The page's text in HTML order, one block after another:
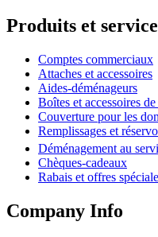
Produits et
Comptes commerciaux
Attaches et accessoires
Aides-déménageurs
Boîtes et accessoires
Couverture pour les
Remplissages et
Déménagement au
Chèques-cadeaux
Rabais et offres
Company Info